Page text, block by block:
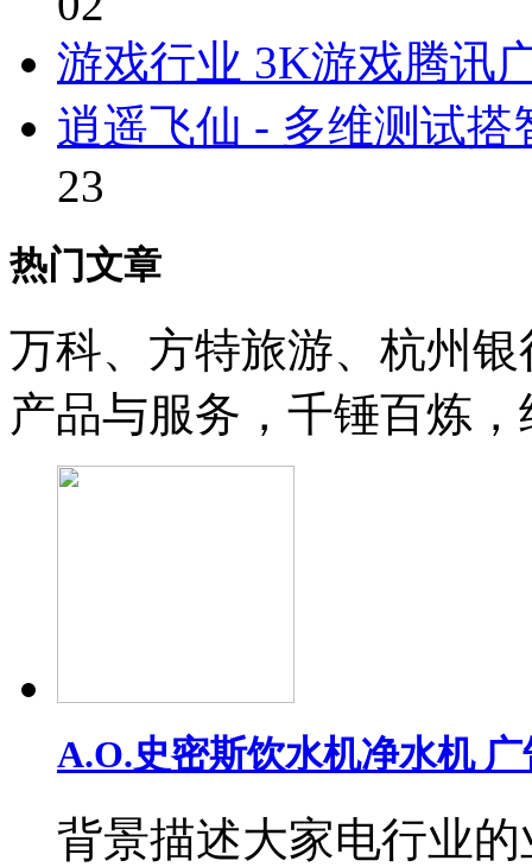
游戏行业 3K游戏腾讯
逍遥飞仙 - 多维测试
23
热门文章
万科、方特旅游、杭州
产品与服务，千锤百炼
A.O.史密斯饮水机净水机
背景描述大家电行业